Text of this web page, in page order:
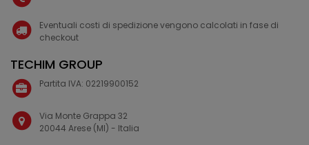
Eventuali costi di spedizione vengono calcolati in fase di
checkout
TECHIM GROUP
Partita IVA: 02219900152
Via Monte Grappa 32
20044 Arese (MI) - Italia